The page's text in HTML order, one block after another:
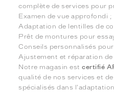
complète de services pour
Examen de vue approfondi ;
Adaptation de lentilles de
Prêt de montures pour
Conseils personnalisés
Ajustement et réparation de
Notre magasin estcertifié
qualité de nos services et
spécialisés dans